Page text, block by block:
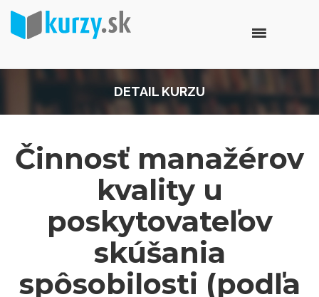
DETAIL KURZU
Činnosť manažérov
kvality u
poskytovateľov
skúšania
spôsobilosti (podľa